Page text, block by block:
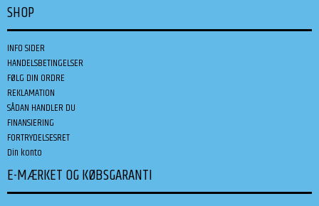
SHOP
INFO SIDER
HANDELSBETINGELSER
FØLG DIN ORDRE
REKLAMATION
SÅDAN HANDLER DU
FINANSIERING
FORTRYDELSESRET
Din konto
E-MÆRKET OG KØBSGARANTI